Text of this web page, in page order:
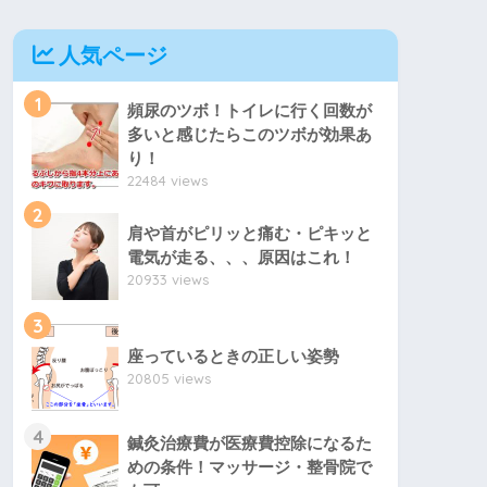
人気ページ
1
頻尿のツボ！トイレに行く回数が
多いと感じたらこのツボが効果あ
り！
22484 views
2
肩や首がピリッと痛む・ピキッと
電気が走る、、、原因はこれ！
20933 views
3
座っているときの正しい姿勢
20805 views
4
鍼灸治療費が医療費控除になるた
めの条件！マッサージ・整骨院で